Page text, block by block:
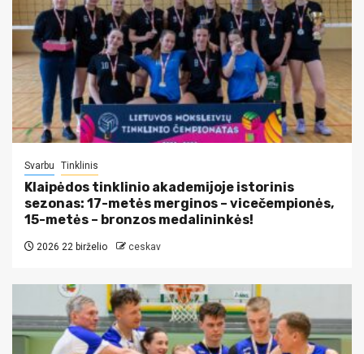
Svarbu Tinklinis
Klaipėdos tinklinio akademijoje istorinis
sezonas: 17-metės merginos – vicečempionės,
15-metės – bronzos medalininkės!
2026 22 birželio ceskav